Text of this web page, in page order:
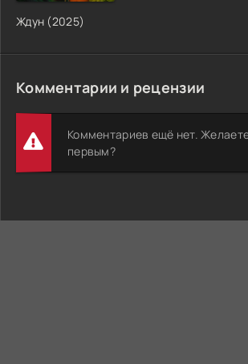
Ждун (2025)
Комментарии и рецензии
Комментариев ещё нет.
первым?